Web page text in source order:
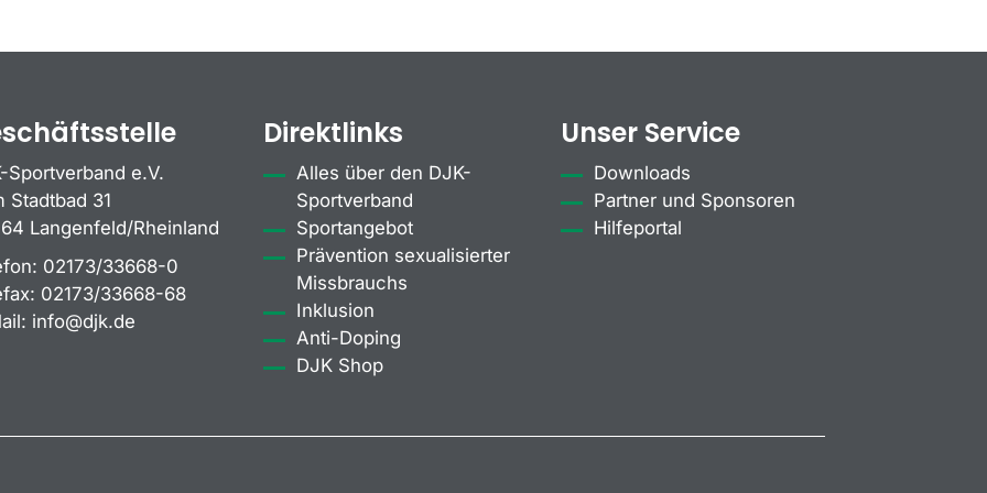
Sportverband e.V.
Stadtbad 31
Langenfeld/Rheinland
02173/33668-0
02173/33668-68
info@djk.de
Direktlinks
Alles über den DJK-
Sportverband
Sportangebot
Prävention sexualisierter
Missbrauchs
Inklusion
Anti-Doping
DJK Shop
Unser Service
Downloads
Partner und Sponsoren
Hilfeportal